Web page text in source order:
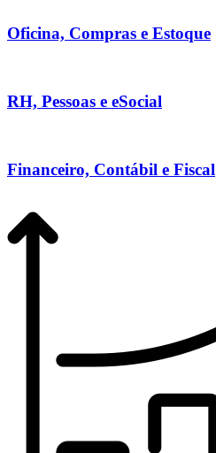
Oficina, Compras e Estoque
RH, Pessoas e eSocial
Financeiro, Contábil e Fiscal